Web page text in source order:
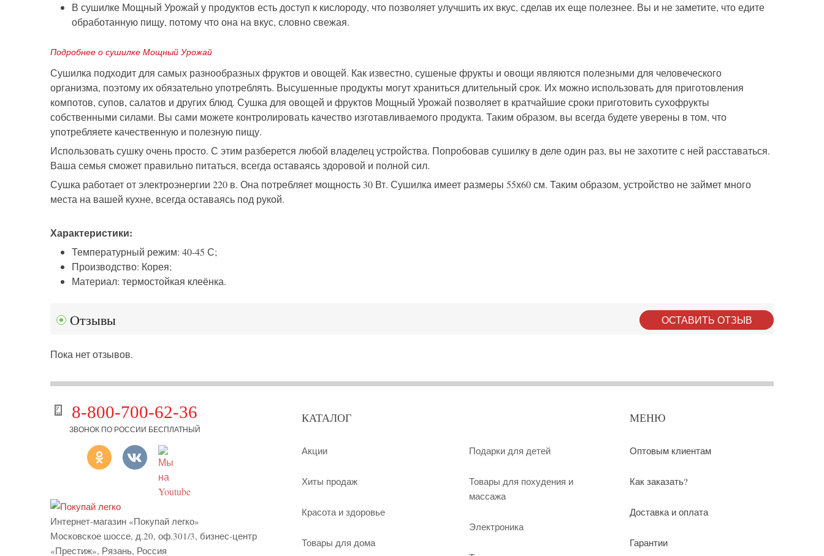
В сушилке Мощный Урожай у продуктов есть доступ к кислороду, что позволяет улучшить их вкус, сделав их еще полезнее. Вы и не заметите, что едите
обработанную пищу, потому что она на вкус, словно свежая.
Подробнее о сушилке Мощный Урожай
Сушилка подходит для самых разнообразных фруктов и овощей. Как известно, сушеные фрукты и овощи являются полезными для человеческого
организма, поэтому их обязательно употреблять. Высушенные продукты могут храниться длительный срок. Их можно использовать для приготовления
компотов, супов, салатов и других блюд. Сушка для овощей и фруктов Мощный Урожай позволяет в кратчайшие сроки приготовить сухофрукты
собственными силами. Вы сами можете контролировать качество изготавливаемого продукта. Таким образом, вы всегда будете уверены в том, что
употребляете качественную и полезную пищу.
Использовать сушку очень просто. С этим разберется любой владелец устройства. Попробовав сушилку в деле один раз, вы не захотите с ней расставаться.
Ваша семья сможет правильно питаться, всегда оставаясь здоровой и полной сил.
Сушка работает от электроэнергии 220 в. Она потребляет мощность 30 Вт. Сушилка имеет размеры 55х60 см. Таким образом, устройство не займет много
места на вашей кухне, всегда оставаясь под рукой.
Характеристики:
Температурный режим: 40-45 С;
Производство: Корея;
Материал: термостойкая клеёнка.
Отзывы ОСТАВИТЬ ОТЗЫВ
Пока нет отзывов.
8-800-700-62-36
ЗВОНОК ПО РОССИИ БЕСПЛАТНЫЙ
Интернет-магазин «Покупай легко»
Московское шоссе, д.20, оф.301/3, бизнес-центр
«Престиж», Рязань, Россия
КАТАЛОГ
Акции
Хиты продаж
Красота и здоровье
Товары для дома
Подарки для детей
Товары для похудения и
массажа
Электроника
МЕНЮ
Оптовым клиентам
Как заказать?
Доставка и оплата
Гарантии